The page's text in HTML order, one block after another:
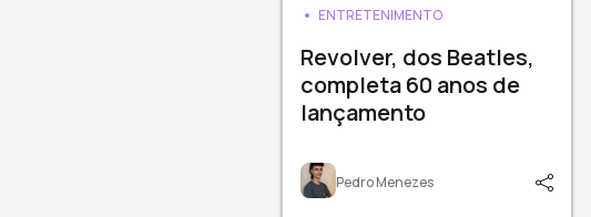
ENTRETENIMENTO
Revolver, dos Beatles,
completa 60 anos de
lançamento
Pedro Menezes